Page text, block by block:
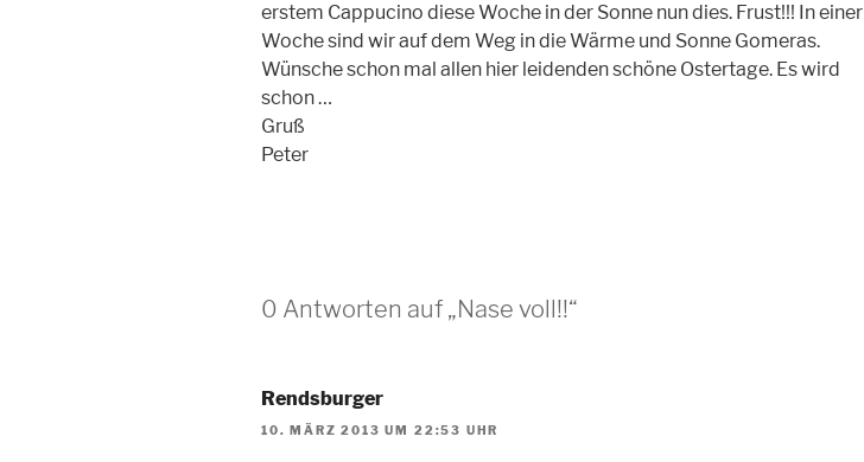
erstem Cappucino diese Woche in der Sonne nun dies. Frust!!! In einer
Woche sind wir auf dem Weg in die Wärme und Sonne Gomeras.
Wünsche schon mal allen hier leidenden schöne Ostertage. Es wird
schon …
Gruß
Peter
0 Antworten auf „Nase voll!!“
Rendsburger
10. MÄRZ 2013 UM 22:53 UHR